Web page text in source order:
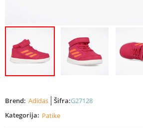
Brend: Adidas Šifra:G27128
Kategorija: Patike